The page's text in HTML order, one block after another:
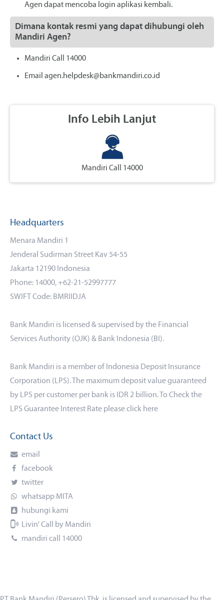
Agen dapat mencoba login aplikasi kembali.
Dimana kontak resmi yang dapat dihubungi oleh
Mandiri Agen?
Mandiri Call 14000
Email agen.helpdesk@bankmandiri.co.id
Info Lebih Lanjut
Mandiri Call 14000
Headquarters
Menara Mandiri 1
Jenderal Sudirman Street Kav 54-55
Jakarta 12190 Indonesia
Phone: 14000, +62-21-52997777
SWIFT Code: BMRIIDJA
Bank Mandiri is licensed & supervised by the Financial
Services Authority (OJK) & Bank Indonesia (BI).
Bank Mandiri is a member of Indonesia Deposit Insurance
Corporation (LPS). The maximum deposit value guaranteed
by LPS per customer per bank is IDR 2 billion. To Check the
LPS Guarantee Interest Rate please click here
Contact Us
email
facebook
twitter
whatsapp MITA
hubungi kami
Livin' Call by Mandiri
mandiri call 14000